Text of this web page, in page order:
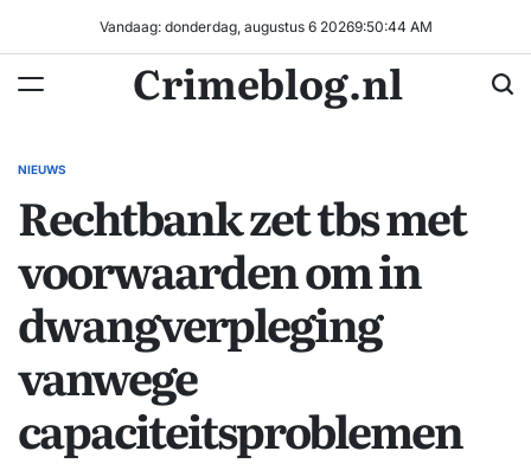
inhoud
Vandaag: donderdag, augustus 6 20269:50:45 AM
Crimeblog.nl
GEPLAATST
NIEUWS
Rechtbank zet tbs met
voorwaarden om in
dwangverpleging
vanwege
capaciteitsproblemen